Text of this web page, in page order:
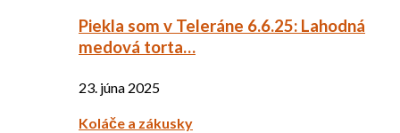
Piekla som v Teleráne 6.6.25: Lahodná
medová torta…
23. júna 2025
Koláče a zákusky